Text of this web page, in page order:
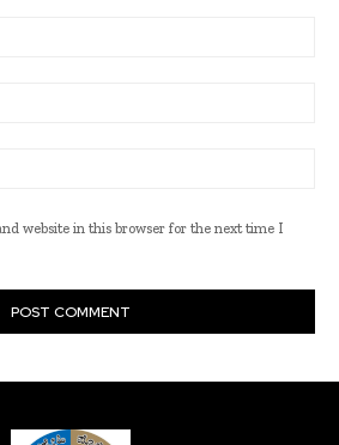
website in this browser for the next time I